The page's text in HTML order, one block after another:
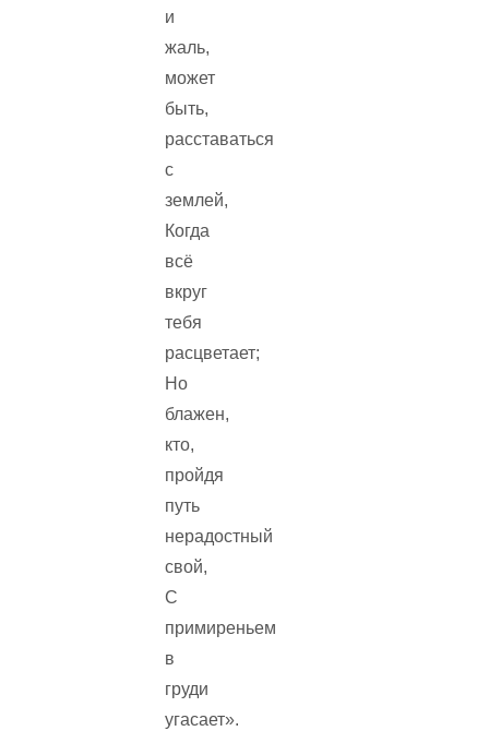
и
жаль,
может
быть,
расставаться
с
землей,
Когда
всё
вкруг
тебя
расцветает;
Но
блажен,
кто,
пройдя
путь
нерадостный
свой,
С
примиреньем
в
груди
угасает».